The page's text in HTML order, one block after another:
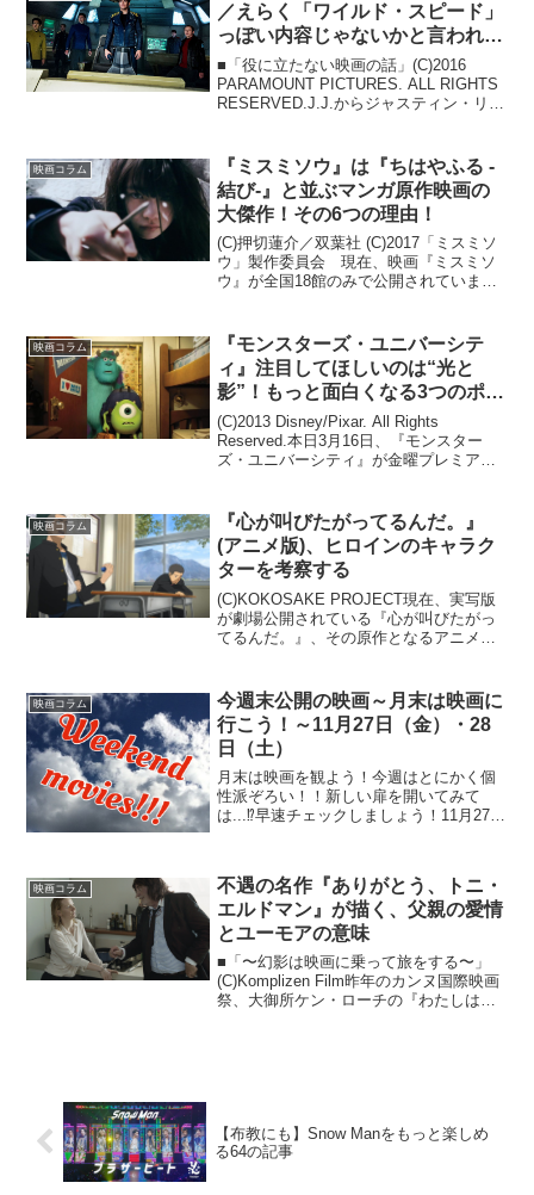
／えらく「ワイルド・スピード」
っぽい内容じゃないかと言われて
も、この監督だからなあ。
■「役に立たない映画の話」(C)2016
PARAMOUNT PICTURES. ALL RIGHTS
RESERVED.J.J.からジャスティン・リン
ト・シリーズだけ...
映画コラム
『ミスミソウ』は『ちはやふる -
結び-』と並ぶマンガ原作映画の
大傑作！その6つの理由！
(C)押切蓮介／双葉社 (C)2017「ミスミソ
ウ」製作委員会 現在、映画『ミスミソ
ウ』が全国18館のみで公開されていま
マンガを原作とした実写映画として、青
春映画として...
映画コラム
『モンスターズ・ユニバーシテ
ィ』注目してほしいのは“光と
影”！もっと面白くなる3つのポイ
ントを本気で語る！
(C)2013 Disney/Pixar. All Rights
Reserved.本日3月16日、『モンスター
ズ・ユニバーシティ』が金曜プレミアム
ターズ・インク』...
映画コラム
『心が叫びたがってるんだ。』
(アニメ版)、ヒロインのキャラク
ターを考察する
(C)KOKOSAKE PROJECT現在、実写版
が劇場公開されている『心が叫びたがっ
てるんだ。』、その原作となるアニメ版
の声があがった一方で、否定的な意見も
よ...
映画コラム
今週末公開の映画～月末は映画に
行こう！～11月27日（金）・28
日（土）
月末は映画を観よう！今週はとにかく個
性派ぞろい！！新しい扉を開いてみて
は...⁉早速チェックしましょう！11月27日
忠、櫻井孝宏、小松未可子、平川大輔、
洲崎綾 他【ST...
映画コラム
不遇の名作『ありがとう、トニ・
エルドマン』が描く、父親の愛情
とユーモアの意味
■「〜幻影は映画に乗って旅をする〜」
(C)Komplizen Film昨年のカンヌ国際映画
祭、大御所ケン・ローチの『わたしは、
【布教にも】Snow Manをもっと楽しめ
る64の記事